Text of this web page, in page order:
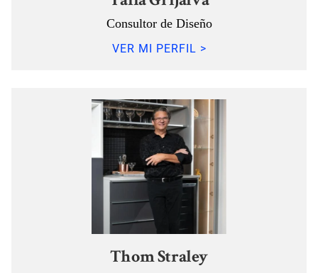
Consultor de Diseño
VER MI PERFIL >
Thom Straley